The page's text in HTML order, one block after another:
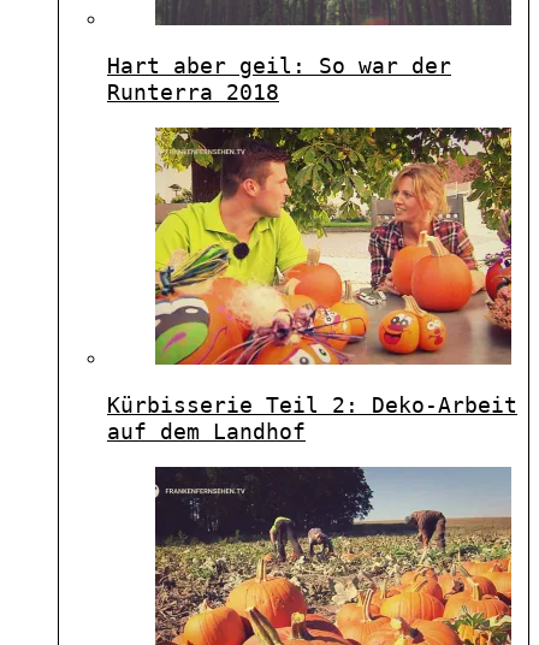
Hart aber geil: So war der
Runterra 2018
Kürbisserie Teil 2: Deko-Arbeit
auf dem Landhof